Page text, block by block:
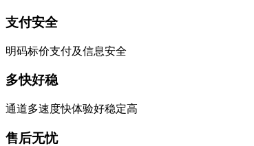
支付安全
明码标价支付及信息安全
多快好稳
通道多速度快体验好稳定高
售后无忧